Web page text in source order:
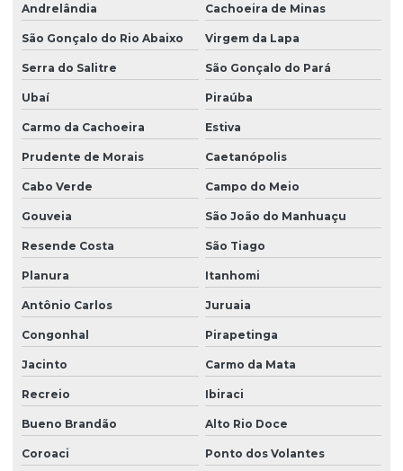
Andrelândia Cachoeira de Minas
São Gonçalo do Rio Abaixo Virgem da Lapa
Serra do Salitre São Gonçalo do Pará
Ubaí Piraúba
Carmo da Cachoeira Estiva
Prudente de Morais Caetanópolis
Cabo Verde Campo do Meio
Gouveia São João do Manhuaçu
Resende Costa São Tiago
Planura Itanhomi
Antônio Carlos Juruaia
Congonhal Pirapetinga
Jacinto Carmo da Mata
Recreio Ibiraci
Bueno Brandão Alto Rio Doce
Coroaci Ponto dos Volantes